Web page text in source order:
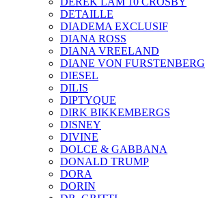
DETAILLE
DIADEMA EXCLUSIF
DIANA ROSS
DIANA VREELAND
DIANE VON FURSTENBERG
DIESEL
DILIS
DIPTYQUE
DIRK BIKKEMBERGS
DISNEY
DIVINE
DOLCE & GABBANA
DONALD TRUMP
DORA
DORIN